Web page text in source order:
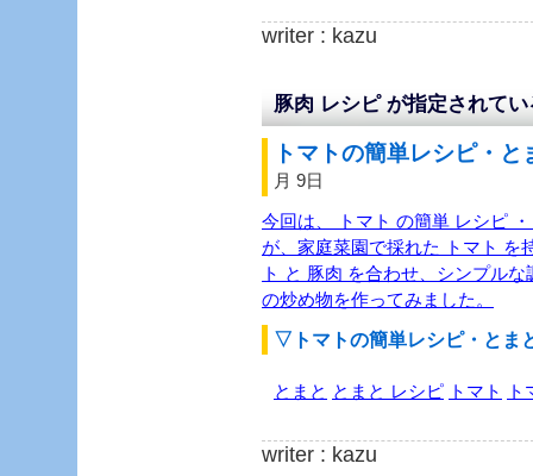
writer : kazu
豚肉 レシピ が指定されて
トマトの簡単レシピ・
月 9日
今回は、 トマト の簡単 レシピ
が、家庭菜園で採れた トマト を
ト と 豚肉 を合わせ、シンプル
の炒め物を作ってみました。
▽トマトの簡単レシピ・とま
とまと とまと レシピ トマト ト
writer : kazu